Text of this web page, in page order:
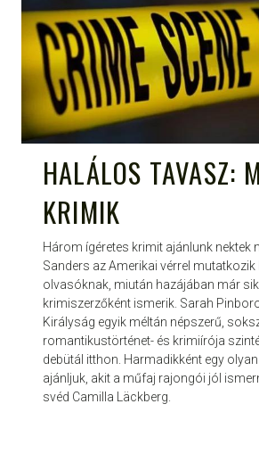
HALÁLOS TAVASZ:
KRIMIK
Három ígéretes krimit ajánlunk nektek
Sanders az Amerikai vérrel mutatkozik
olvasóknak, miután hazájában már
krimiszerzőként ismerik. Sarah
Királyság egyik méltán népszerű,
romantikustörténet- és krimiírója
debütál itthon. Harmadikként egy
ajánljuk, akit a műfaj rajongói jól
svéd Camilla Läckberg.